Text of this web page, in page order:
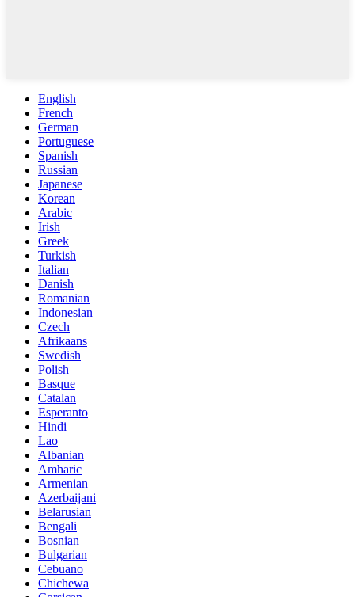
English
French
German
Portuguese
Spanish
Russian
Japanese
Korean
Arabic
Irish
Greek
Turkish
Italian
Danish
Romanian
Indonesian
Czech
Afrikaans
Swedish
Polish
Basque
Catalan
Esperanto
Hindi
Lao
Albanian
Amharic
Armenian
Azerbaijani
Belarusian
Bengali
Bosnian
Bulgarian
Cebuano
Chichewa